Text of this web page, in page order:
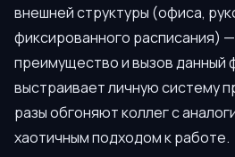
внешней структуры (офиса,
фиксированного расписания)
преимущество и вызов данный
выстраивает личную систему
разы обгоняют коллег с
хаотичным подходом к работе.